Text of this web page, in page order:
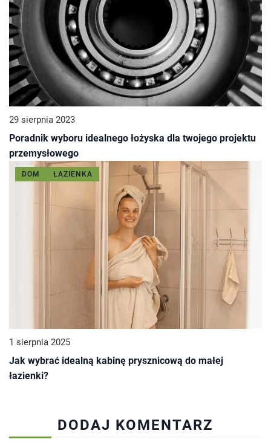
29 sierpnia 2023
Poradnik wyboru idealnego łożyska dla twojego projektu
przemysłowego
DOM ŁAZIENKA
1 sierpnia 2025
Jak wybrać idealną kabinę prysznicową do małej
łazienki?
DODAJ KOMENTARZ